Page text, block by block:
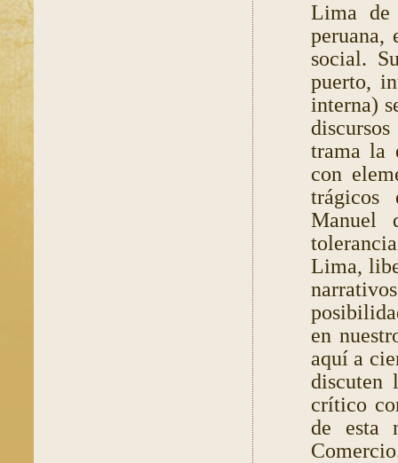
Lima de
peruana,
social.
puerto,
interna)
trama la
con
trágicos
Manuel
Lima,
en
aquí a
discuten
crítico
de esta